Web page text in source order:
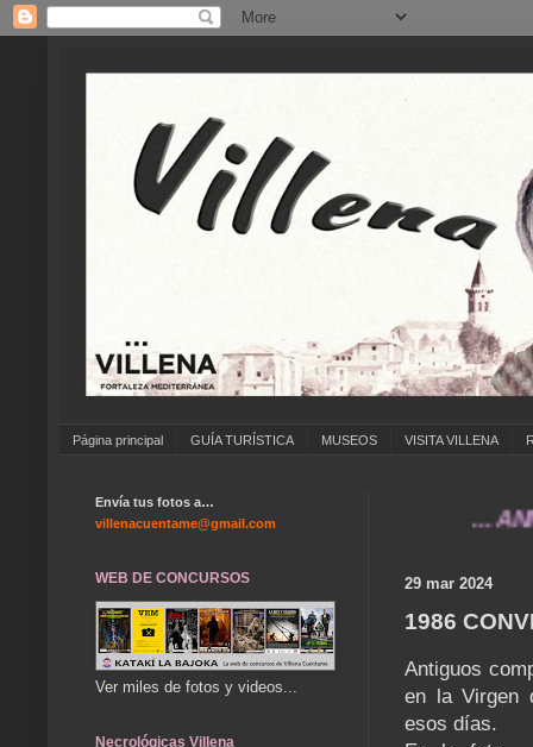
Página principal GUÍA TURÍSTICA MUSEOS VISITA VILLENA
... ANÍMATE
29 mar 2024
1986
Antiguos
en la Virgen
esos días.
Envía tus fotos a…
villenacuentame@gmail.com
WEB DE CONCURSOS
Ver miles de fotos y videos...
Necrológicas Villena